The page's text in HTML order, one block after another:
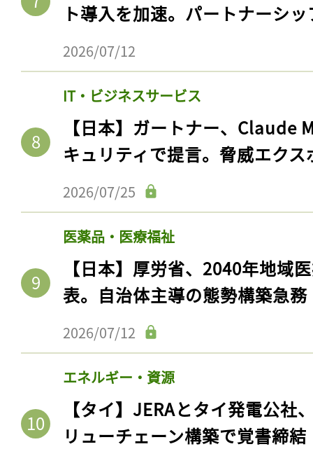
ト導入を加速。パートナーシ
2026/07/12
IT・ビジネスサービス
【日本】ガートナー、Claude
キュリティで提言。脅威エク
2026/07/25
医薬品・医療福祉
【日本】厚労省、2040年地域
表。自治体主導の態勢構築急務
2026/07/12
エネルギー・資源
【タイ】JERAとタイ発電公社
リューチェーン構築で覚書締結